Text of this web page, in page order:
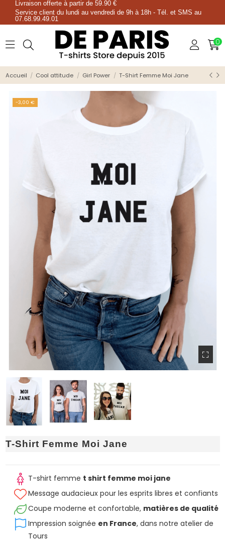
Livraison offerte à partir de 59.90 €
Service client du lundi au vendredi de 9h à 18h - Tél. et SMS au
07.68.99.49.01
0
Accueil Cool attitude Girl Power T-Shirt Femme Moi Jane
-3,00 €
T-Shirt Femme Moi Jane
T-shirt femme t shirt femme moi jane
Message audacieux pour les esprits libres et confiants
Coupe moderne et confortable, matières de qualité
Impression soignée en France, dans notre atelier de
Tours